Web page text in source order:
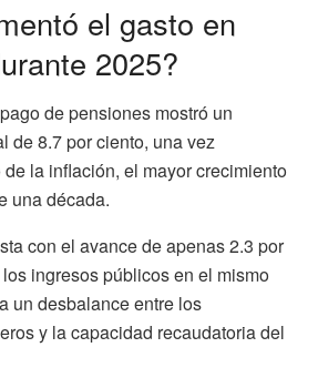
el gasto en
2025?
de pensiones mostró un
de 8.7 por ciento, una vez
la inflación, el mayor crecimiento
una década.
con el avance de apenas 2.3 por
ingresos públicos en el mismo
un desbalance entre los
y la capacidad recaudatoria del